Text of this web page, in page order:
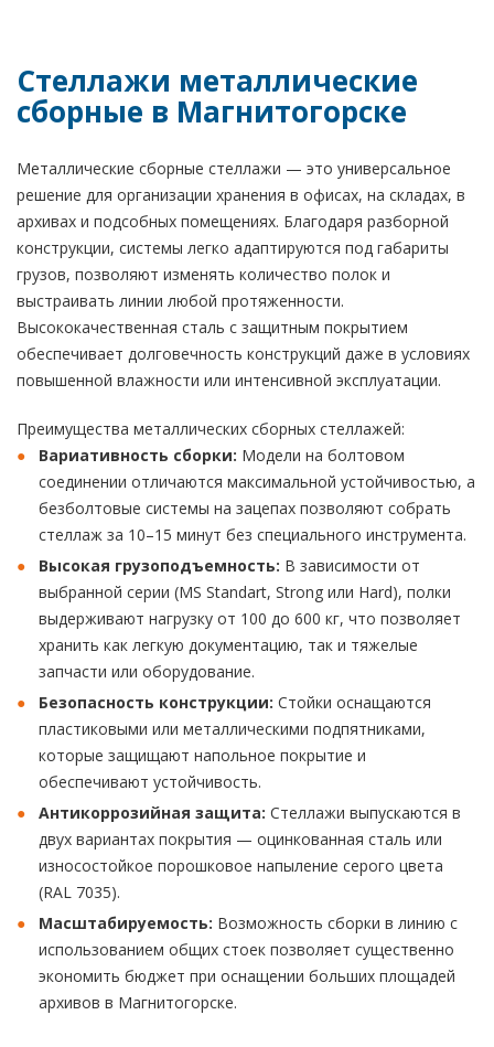
Стеллажи металлические
сборные в Магнитогорске
Металлические сборные стеллажи — это универсальное
решение для организации хранения в офисах, на складах, в
архивах и подсобных помещениях. Благодаря разборной
конструкции, системы легко адаптируются под габариты
грузов, позволяют изменять количество полок и
выстраивать линии любой протяженности.
Высококачественная сталь с защитным покрытием
обеспечивает долговечность конструкций даже в условиях
повышенной влажности или интенсивной эксплуатации.
Преимущества металлических сборных стеллажей:
Вариативность сборки: Модели на болтовом
соединении отличаются максимальной устойчивостью, а
безболтовые системы на зацепах позволяют собрать
стеллаж за 10–15 минут без специального инструмента.
Высокая грузоподъемность: В зависимости от
выбранной серии (MS Standart, Strong или Hard), полки
выдерживают нагрузку от 100 до 600 кг, что позволяет
хранить как легкую документацию, так и тяжелые
запчасти или оборудование.
Безопасность конструкции: Стойки оснащаются
пластиковыми или металлическими подпятниками,
которые защищают напольное покрытие и
обеспечивают устойчивость.
Антикоррозийная защита: Стеллажи выпускаются в
двух вариантах покрытия — оцинкованная сталь или
износостойкое порошковое напыление серого цвета
(RAL 7035).
Масштабируемость: Возможность сборки в линию с
использованием общих стоек позволяет существенно
экономить бюджет при оснащении больших площадей
архивов в Магнитогорске.